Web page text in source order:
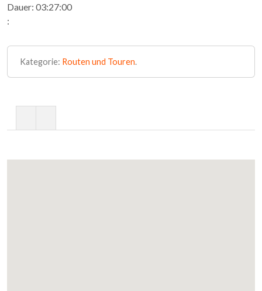
Dauer: 03:27:00
:
Kategorie: Routen und Touren.